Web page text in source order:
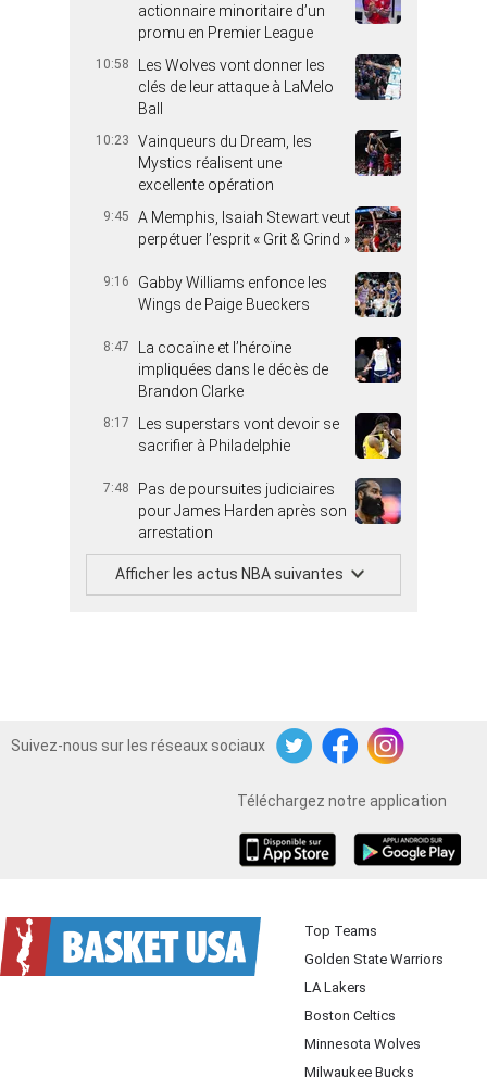
actionnaire minoritaire d’un
promu en Premier League
10:58
Les Wolves vont donner les
clés de leur attaque à LaMelo
Ball
10:23
Vainqueurs du Dream, les
Mystics réalisent une
excellente opération
9:45
A Memphis, Isaiah Stewart veut
perpétuer l’esprit « Grit & Grind »
9:16
Gabby Williams enfonce les
Wings de Paige Bueckers
8:47
La cocaïne et l’héroïne
impliquées dans le décès de
Brandon Clarke
8:17
Les superstars vont devoir se
sacrifier à Philadelphie
7:48
Pas de poursuites judiciaires
pour James Harden après son
arrestation
Afficher les actus NBA suivantes
Suivez-nous sur les réseaux sociaux
TwitterFacebookInstagram
Téléchargez notre application
Top Teams
Golden State Warriors
LA Lakers
Boston Celtics
Minnesota Wolves
Milwaukee Bucks